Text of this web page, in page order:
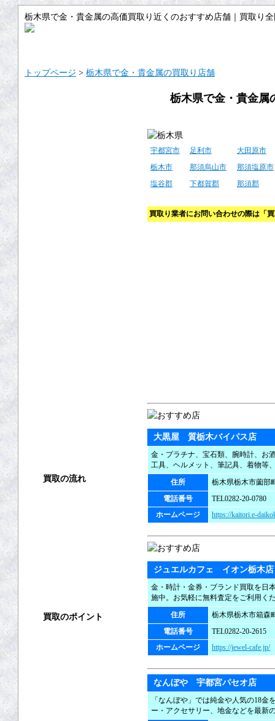
栃木県で金・貴金属の高価買取り近くのおすすめ店舗｜買取り
トップページ > 栃木県で金・貴金属の買取り店舗
栃木県で金・貴金属
宇都宮市 足利市
大田原市
栃木市
那須烏山市
那須塩原市
塩谷郡
下都賀郡 那須郡
買取り業者にお問い合わせの際は「
大黒屋 質栃木バイパス店
金・プラチナ、宝石類、腕時計、お
工具、ヘルメット、筆記具、着物等
住所
栃木県栃木市薗部
電話番号
TEL0282-20-0780
ホームページ
https://kaitori.e-
ジュエルカフェ イオン栃木店
金・時計・金券・ブランド買取を日
施中。お気軽に無料査定をご利用く
住所
栃木県栃木市箱森
電話番号
TEL0282-20-2615
ホームページ
https://jewel-cafe.jp/
なんぼや 宇都宮パセオ店
「なんぼや」では純金や人気の18
ー・アクセサリー、地金などを最新
買取の流れ
買取のポイント